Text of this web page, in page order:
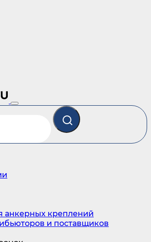
анкерных креплений
и поставщиков